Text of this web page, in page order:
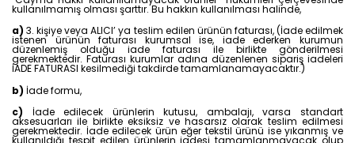
kullanılmamış olması şarttır. Bu hakkın kullanılması halinde,
a) 3. kişiye veya ALICI’ ya teslim edilen ürünün faturası, (İade edilmek
istenen ürünün faturası kurumsal ise, iade ederken kurumun
düzenlemiş olduğu iade faturası ile birlikte gönderilmesi
gerekmektedir. Faturası kurumlar adına düzenlenen sipariş iadeleri
İADE FATURASI kesilmediği takdirde tamamlanamayacaktır.)
b) İade formu,
c) İade edilecek ürünlerin kutusu, ambalajı, varsa standart
aksesuarları ile birlikte eksiksiz ve hasarsız olarak teslim edilmesi
gerekmektedir. İade edilecek ürün eğer tekstil ürünü ise yıkanmış ve
kullanıldığı tespit edilen ürünlerin iadesi tamamlanmayacak olup